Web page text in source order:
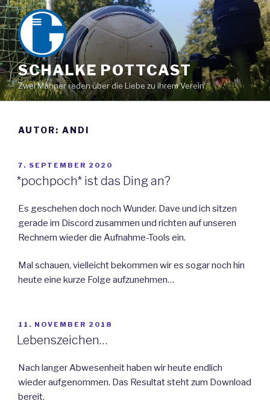
Zum
Inhalt
springen
SCHALKE POTTCAST
Zwei Männer reden über die Liebe zu ihrem Verein
AUTOR: ANDI
VERÖFFENTLICHT
AM
7. SEPTEMBER 2020
*pochpoch* ist das Ding an?
Es geschehen doch noch Wunder. Dave und ich sitzen
gerade im Discord zusammen und richten auf unseren
Rechnern wieder die Aufnahme-Tools ein.
Mal schauen, vielleicht bekommen wir es sogar noch hin
heute eine kurze Folge aufzunehmen…
VERÖFFENTLICHT
AM
11. NOVEMBER 2018
Lebenszeichen…
Nach langer Abwesenheit haben wir heute endlich
wieder aufgenommen. Das Resultat steht zum Download
bereit.